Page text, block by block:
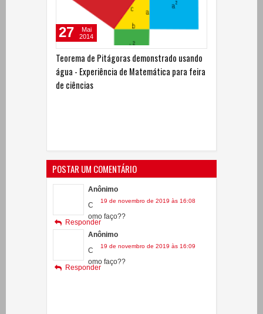
Teorema de Pitágoras demonstrado usando
água - Experiência de Matemática para feira
de ciências
27
Mai
2014
POSTAR UM COMENTÁRIO
Anônimo
19 de novembro de 2019 às 16:08
C
omo faço??
Responder
Anônimo
19 de novembro de 2019 às 16:09
C
omo faço??
Responder